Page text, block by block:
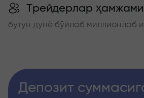
Трейдерлар
бутун дунё бўйлаб миллионлаб
Депозит